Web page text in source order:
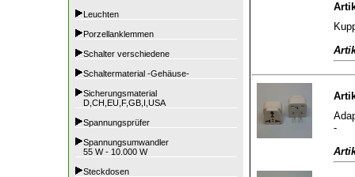
Leuchten
Porzellanklemmen
Schalter verschiedene
Schaltermaterial -Gehäuse-
Sicherungsmaterial
D,CH,EU,F,GB,I,USA
Spannungsprüfer
Spannungsumwandler
55 W - 10.000 W
Steckdosen
-